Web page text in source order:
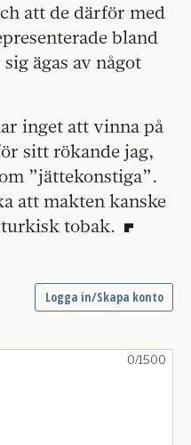
att de därför med
bland
ägas av något
inget att vinna på
sitt rökande jag,
”jättekonstiga”.
att makten kanske
tobak.